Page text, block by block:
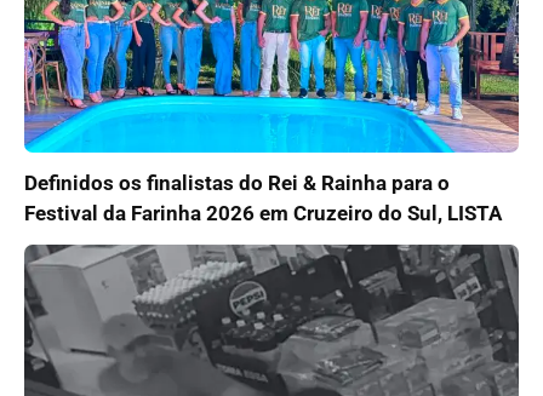
Definidos os finalistas do Rei & Rainha para o
Festival da Farinha 2026 em Cruzeiro do Sul, LISTA